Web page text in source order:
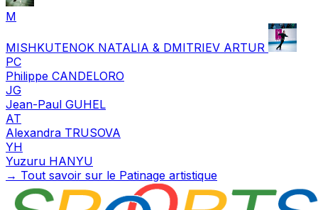
M
MISHKUTENOK NATALIA & DMITRIEV ARTUR
PC
Philippe CANDELORO
JG
Jean-Paul GUHEL
AT
Alexandra TRUSOVA
YH
Yuzuru HANYU
→ Tout savoir sur le Patinage artistique